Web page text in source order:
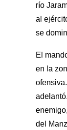
río
al
se
El
en la
del